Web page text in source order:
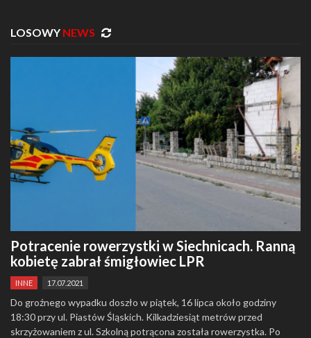
LOSOWY NEWS
Potracenie rowerzystki w Siechnicach. Ranną
kobietę zabrał śmigłowiec LPR
INNE 17.07.2021
Do groźnego wypadku doszło w piątek, 16 lipca około godziny
18:30 przy ul. Piastów Śląskich. Kilkadziesiąt metrów przed
skrzyżowaniem z ul. Szkolną potrącona została rowerzystka. Po